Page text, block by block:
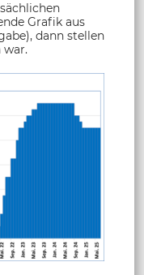
Grafik aus
dann stellen